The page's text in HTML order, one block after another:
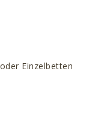
Einzelbetten